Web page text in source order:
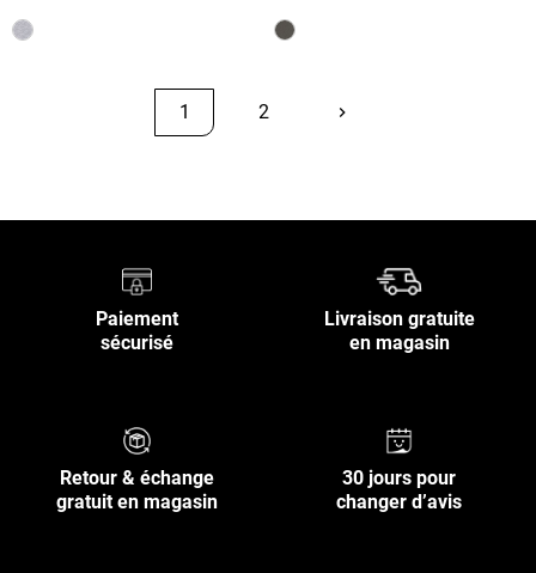
1 2 keyboard_arrow_rightSuivant
Paiement
sécurisé
Livraison gratuite
en magasin
Retour & échange
gratuit en magasin
30 jours pour
changer d’avis